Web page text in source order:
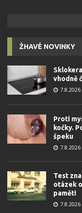
ŽHAVÉ NOVINKY
vhodně
7.8.2026
Proti
kočky.
špeku
7.8.2026
Test
otázek
paměti
7.8.2026